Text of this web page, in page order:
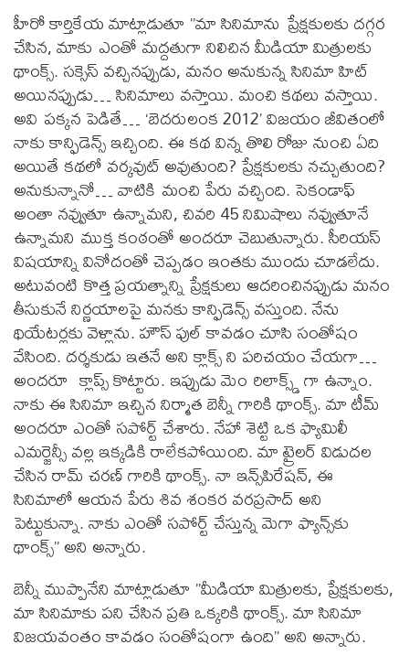
హీరో కార్తికేయ మాట్లాడుతూ ”మా సినిమాను ప్రేక్షకులకు దగ్గర
చేసిన, మాకు ఎంతో మద్దతుగా నిలిచిన మీడియా మిత్రులకు
థాంక్స్. సక్సెస్ వచ్చినప్పుడు, మనం అనుకున్న సినిమా హిట్
అయినప్పుడు… సినిమాలు వస్తాయి. మంచి కథలు వస్తాయి.
అవి పక్కన పెడితే… ‘బెదరులంక 2012’ విజయం జీవితంలో
నాకు కాన్ఫిడెన్స్ ఇచ్చింది. ఈ కథ విన్న తొలి రోజు నుంచి ఏది
అయితే కథలో వర్కవుట్ అవుతుంది? ప్రేక్షకులకు నచ్చుతుంది?
అనుకున్నానో… వాటికి మంచి పేరు వచ్చింది. సెకండాఫ్
అంతా నవ్వుతూ ఉన్నామని, చివరి 45 నిమిషాలు నవ్వుతూనే
ఉన్నామని ముక్త కంఠంతో అందరూ చెబుతున్నారు. సీరియస్
విషయాన్ని వినోదంతో చెప్పడం ఇంతకు ముందు చూడలేదు.
అటువంటి కొత్త ప్రయత్నాన్ని ప్రేక్షకులు ఆదరించినప్పుడు మనం
తీసుకునే నిర్ణయాలపై మనకు కాన్ఫిడెన్స్ వస్తుంది. నేను
థియేటర్లకు వెళ్లాను. హౌస్ ఫుల్ కావడం చూసి సంతోషం
వేసింది. దర్శకుడు ఇతనే అని క్లాక్స్ ని పరిచయం చేయగా…
అందరూ క్లాప్స్ కొట్టారు. ఇప్పుడు మెం రిలాక్స్డ్ గా ఉన్నాం.
నాకు ఈ సినిమా ఇచ్చిన నిర్మాత బెన్నీ గారికి థాంక్స్. మా టీమ్
అందరూ ఎంతో సపోర్ట్ చేశారు. నేహా శెట్టి ఒక ఫ్యామిలీ
ఎమర్జెన్సీ వల్ల ఇక్కడికి రాలేకపోయింది. మా ట్రైలర్‌ విడుదల
చేసిన రామ్‌ చరణ్‌ గారికి థాంక్స్‌. నా ఇన్స్‌పిరేషన్‌, ఈ
సినిమాలో ఆయన పేరు శివ శంకర వరప్రసాద్‌ అని
పెట్టుకున్నా. నాకు ఎంతో సపోర్ట్‌ చేస్తున్న మెగా ఫ్యాన్స్‌కు
థాంక్స్‌” అని అన్నారు.
బెన్నీ ముప్పానేని మాట్లాడుతూ ”మీడియా మిత్రులకు, ప్రేక్షకులకు,
మా సినిమాకు పని చేసిన ప్రతి ఒక్కరికి థాంక్స్. మా సినిమా
విజయవంతం కావడం సంతోషంగా ఉంది” అని అన్నారు.